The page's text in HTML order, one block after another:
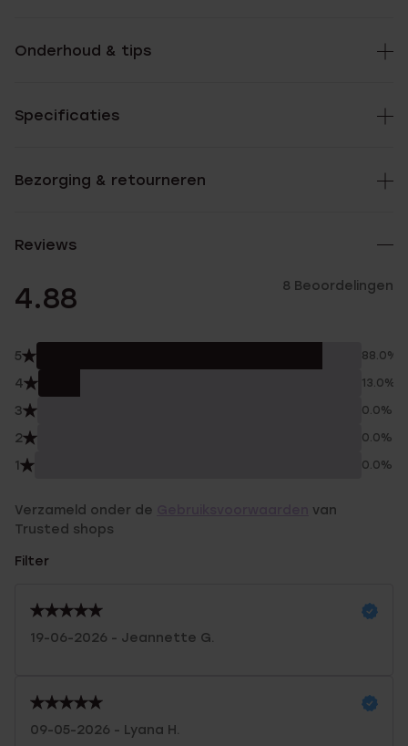
Onderhoud & tips
Specificaties
Bezorging & retourneren
Reviews
4.88 8 Beoordelingen
5 88.0%
4 13.0%
3 0.0%
2 0.0%
1 0.0%
Verzameld onder de
van
Trusted shops
Filter
19-06-2026 - Jeannette G.
09-05-2026 - Lyana H.